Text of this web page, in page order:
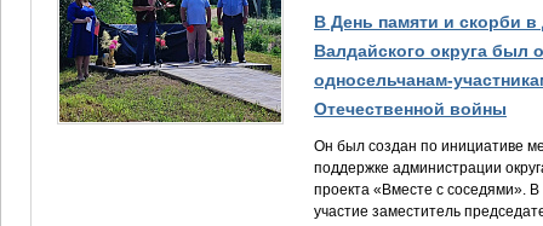
В День памяти и скорби
Валдайского округа был
односельчанам-
Отечественной войны
Он был создан по инициативе
поддержке администрации
проекта «Вместе с соседями».
участие заместитель